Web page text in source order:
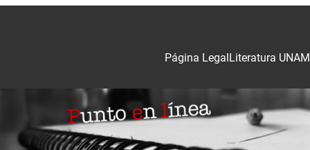
Literatura UNAM
Página Legal